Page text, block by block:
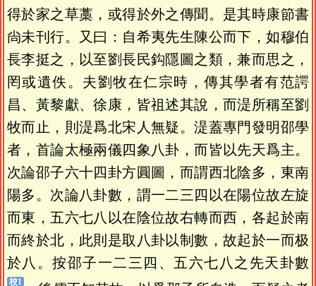
得於家之草藁，或得於外之傳聞。是其時康節書
尙未刊行。又曰：自希夷先生陳公而下，如穆伯
長李挺之，以至劉長民鈎隱圖之類，兼而思之，
罔或遺佚。夫劉牧在仁宗時，傳其學者有范諤
昌、黃黎獻、徐康，皆祖述其說，而湜所稱至劉
牧而止，則湜爲北宋人無疑。湜蓋專門發明邵學
者，首論太極兩儀四象八卦，而皆以先天爲主。
次論邵子六十四卦方圓圖，而謂西北陰多，東南
陽多。次論八卦數，謂一二三四以在陽位故左旋
而東，五六七八以在陰位故右轉而西，各起於南
而終於北，此則是取八卦以制數，故起於一而极
於八。按邵子一二三四、五六七八之先天卦數